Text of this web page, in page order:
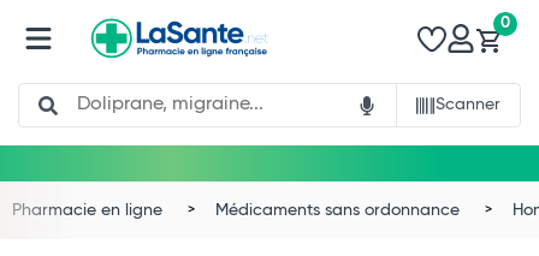
Search
Scanner
0
Pharmacie en ligne Médicaments sans ordonnance